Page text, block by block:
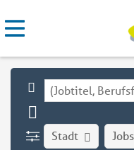
Stadt